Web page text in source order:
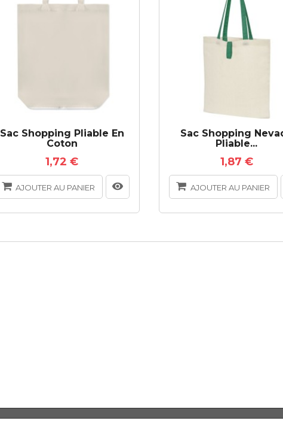
Sac Shopping Pliable En
Coton
1,72 €
AJOUTER AU PANIER
Sac Shopping
Pliable...
1,87 €
AJOUTER AU PANIER